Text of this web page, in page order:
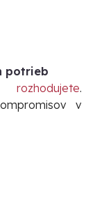
potrieb
rozhodujete.
v